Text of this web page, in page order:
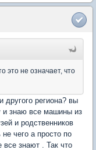
это не означает, что
региона? вы
и знаю все машины из
и родственников
чего а просто по
все знают . Так что